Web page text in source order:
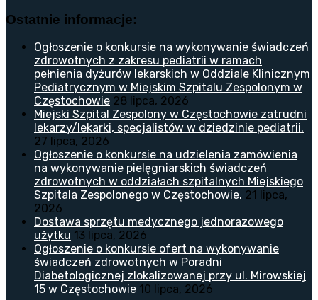
Ostatnie informacje:
Ogłoszenie o konkursie na wykonywanie świadczeń
zdrowotnych z zakresu pediatrii w ramach
pełnienia dyżurów lekarskich w Oddziale Klinicznym
Pediatrycznym w Miejskim Szpitalu Zespolonym w
Częstochowie 28 lipca, 2026
Miejski Szpital Zespolony w Częstochowie zatrudni
lekarzy/lekarki, specjalistów w dziedzinie pediatrii.
27 lipca, 2026
Ogłoszenie o konkursie na udzielenia zamówienia
na wykonywanie pielęgniarskich świadczeń
zdrowotnych w oddziałach szpitalnych Miejskiego
Szpitala Zespolonego w Częstochowie. 21 lipca,
2026
Dostawa sprzętu medycznego jednorazowego
użytku 13 lipca, 2026
Ogłoszenie o konkursie ofert na wykonywanie
świadczeń zdrowotnych w Poradni
Diabetologicznej zlokalizowanej przy ul. Mirowskiej
15 w Częstochowie 10 lipca, 2026